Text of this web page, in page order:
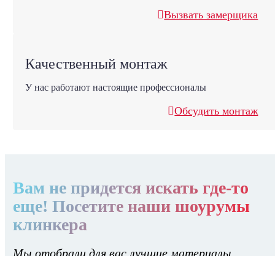
Вызвать замерщика
Качественный монтаж
У нас работают настоящие профессионалы
Обсудить монтаж
Вам не придется искать где-то
еще! Посетите наши шоурумы
клинкера
Мы отобрали для вас лучшие материалы